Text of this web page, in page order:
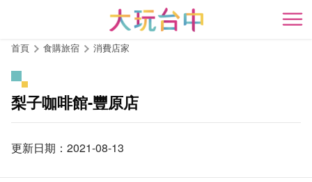
開
首頁 食購旅宿 消費店家
梨子咖啡館-豐原店
更新日期：2021-08-13